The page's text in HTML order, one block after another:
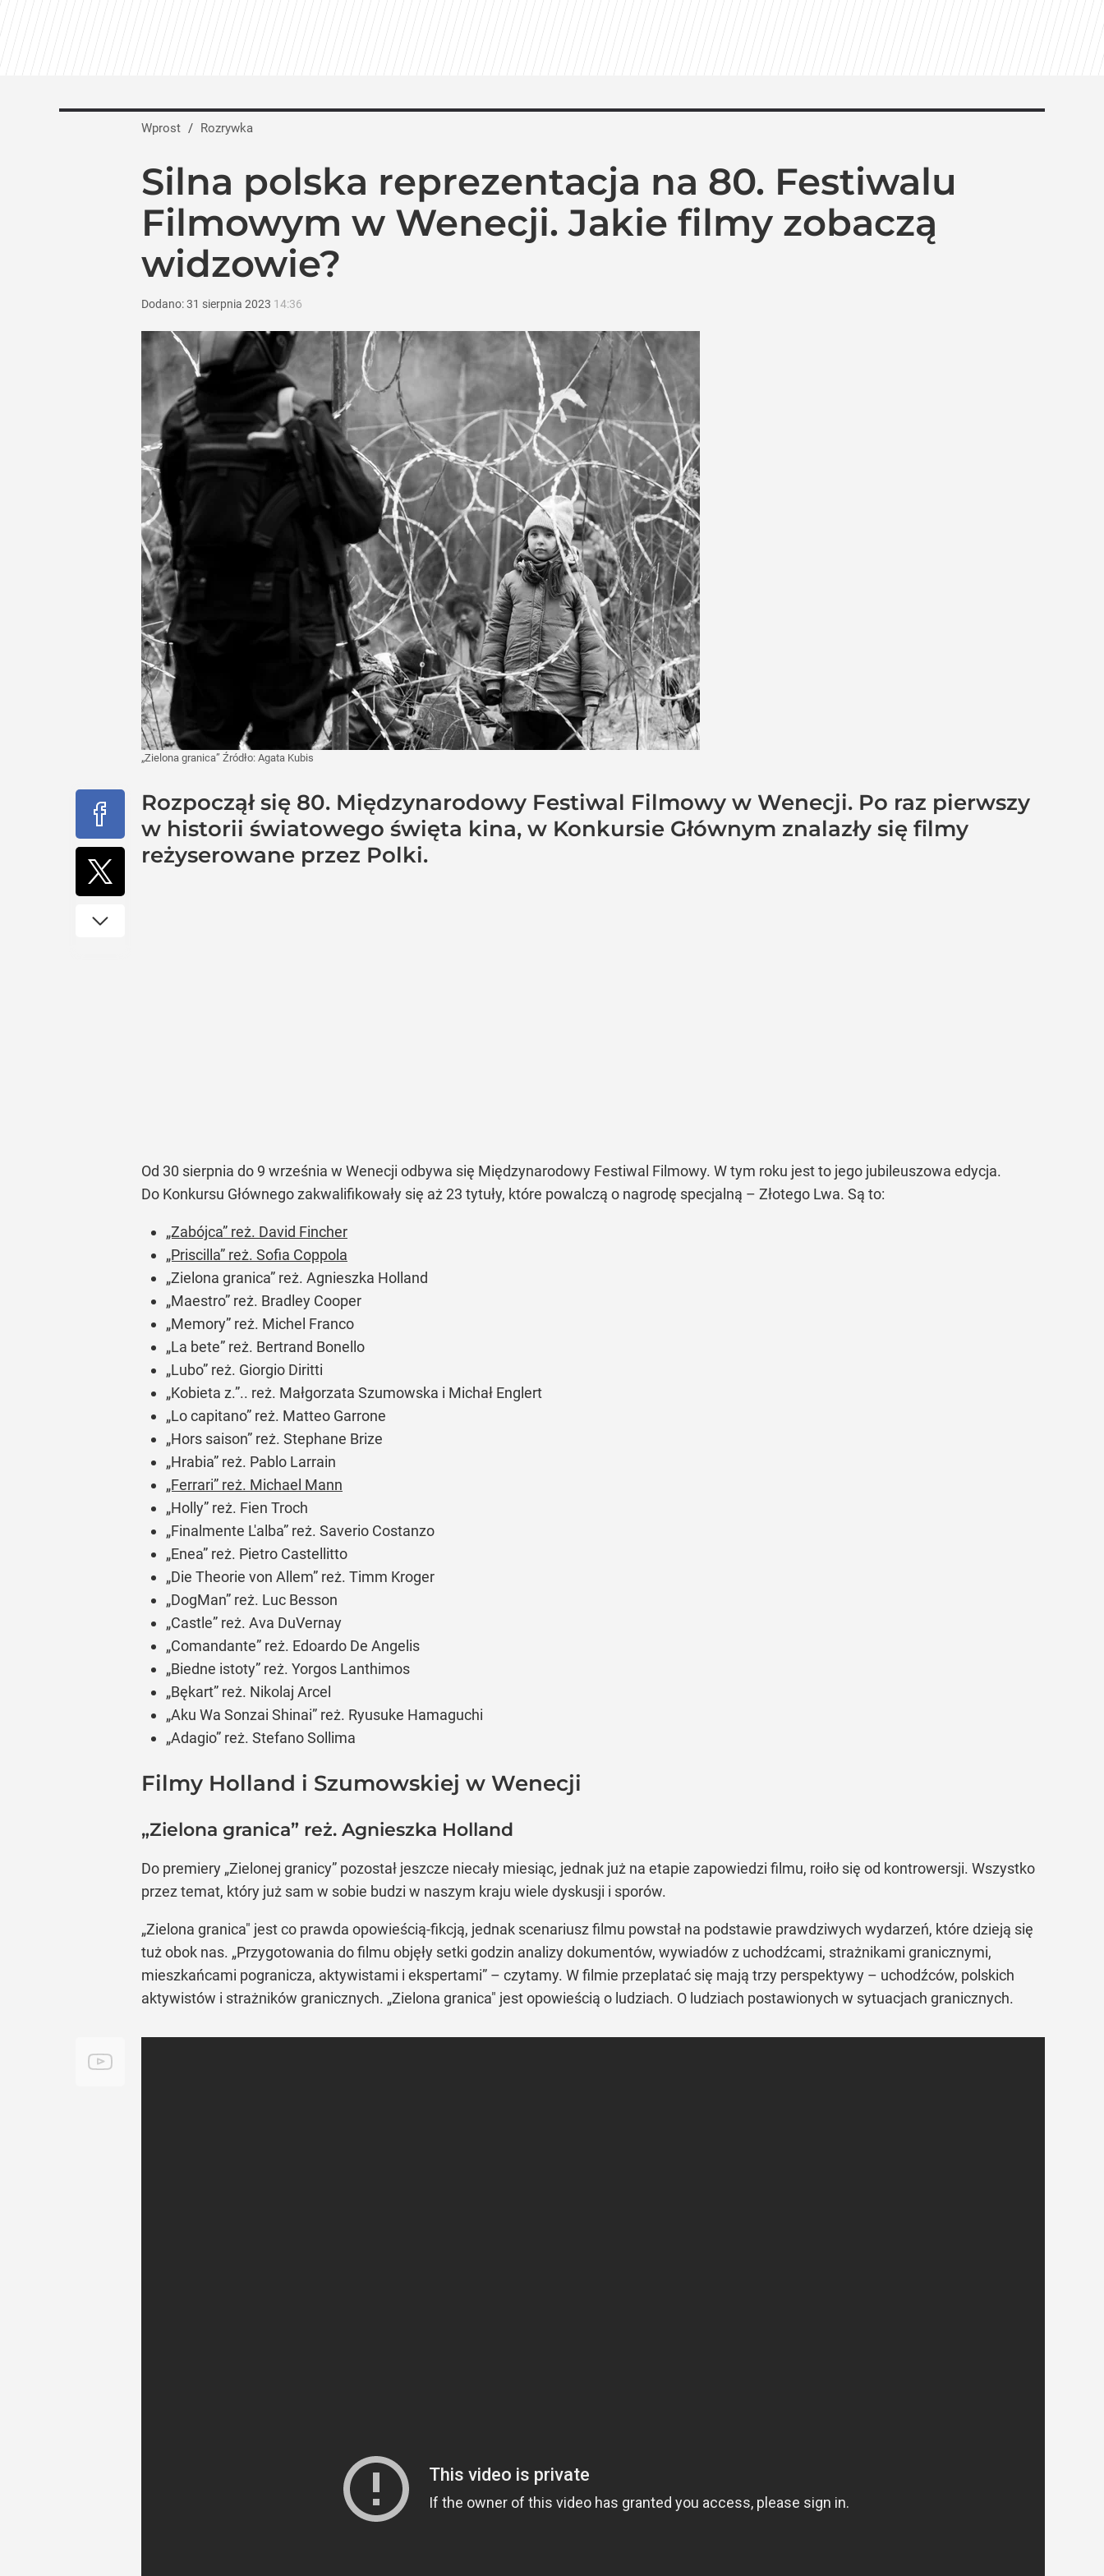
Wprost / Rozrywka
Silna polska reprezentacja na 80. Festiwalu
Filmowym w Wenecji. Jakie filmy zobaczą
widzowie?
Dodano:31 sierpnia 2023 14:36
„Zielona granica” Źródło: Agata Kubis
Rozpoczął się 80. Międzynarodowy Festiwal Filmowy w Wenecji. Po raz pierwszy
w historii światowego święta kina, w Konkursie Głównym znalazły się filmy
reżyserowane przez Polki.
Od 30 sierpnia do 9 września w Wenecji odbywa się Międzynarodowy Festiwal Filmowy. W tym roku jest to jego jubileuszowa edycja.
Do Konkursu Głównego zakwalifikowały się aż 23 tytuły, które powalczą o nagrodę specjalną – Złotego Lwa. Są to:
„Zabójca” reż. David Fincher
„Priscilla” reż. Sofia Coppola
„Zielona granica” reż. Agnieszka Holland
„Maestro” reż. Bradley Cooper
„Memory” reż. Michel Franco
„La bete” reż. Bertrand Bonello
„Lubo” reż. Giorgio Diritti
„Kobieta z.”.. reż. Małgorzata Szumowska i Michał Englert
„Lo capitano” reż. Matteo Garrone
„Hors saison” reż. Stephane Brize
„Hrabia” reż. Pablo Larrain
„Ferrari” reż. Michael Mann
„Holly” reż. Fien Troch
„Finalmente L'alba” reż. Saverio Costanzo
„Enea” reż. Pietro Castellitto
„Die Theorie von Allem” reż. Timm Kroger
„DogMan” reż. Luc Besson
„Castle” reż. Ava DuVernay
„Comandante” reż. Edoardo De Angelis
„Biedne istoty” reż. Yorgos Lanthimos
„Bękart” reż. Nikolaj Arcel
„Aku Wa Sonzai Shinai” reż. Ryusuke Hamaguchi
„Adagio” reż. Stefano Sollima
Filmy Holland i Szumowskiej w Wenecji
„Zielona granica” reż. Agnieszka Holland
Do premiery „Zielonej granicy” pozostał jeszcze niecały miesiąc, jednak już na etapie zapowiedzi filmu, roiło się od kontrowersji. Wszystko
przez temat, który już sam w sobie budzi w naszym kraju wiele dyskusji i sporów.
„Zielona granica" jest co prawda opowieścią-fikcją, jednak scenariusz filmu powstał na podstawie prawdziwych wydarzeń, które dzieją się
tuż obok nas. „Przygotowania do filmu objęły setki godzin analizy dokumentów, wywiadów z uchodźcami, strażnikami granicznymi,
mieszkańcami pogranicza, aktywistami i ekspertami” – czytamy. W filmie przeplatać się mają trzy perspektywy – uchodźców, polskich
aktywistów i strażników granicznych. „Zielona granica" jest opowieścią o ludziach. O ludziach postawionych w sytuacjach granicznych.